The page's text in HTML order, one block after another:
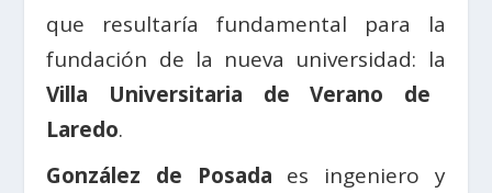
que resultaría fundamental para la
fundación de la nueva universidad: la
Villa Universitaria de Verano de
Laredo.
González de Posada es ingeniero y